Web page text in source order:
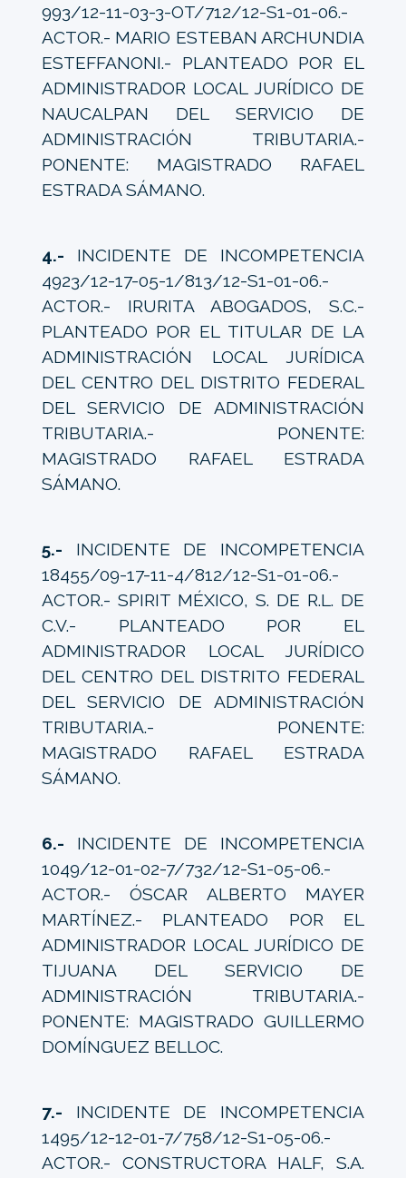
993/12-11-03-3-OT/712/12-S1-01-06.-
ACTOR.- MARIO ESTEBAN ARCHUNDIA
ESTEFFANONI.- PLANTEADO POR EL
ADMINISTRADOR LOCAL JURÍDICO DE
NAUCALPAN DEL SERVICIO DE
ADMINISTRACIÓN TRIBUTARIA.-
PONENTE: MAGISTRADO RAFAEL
ESTRADA SÁMANO.
4.- INCIDENTE DE INCOMPETENCIA
4923/12-17-05-1/813/12-S1-01-06.-
ACTOR.- IRURITA ABOGADOS, S.C.-
PLANTEADO POR EL TITULAR DE LA
ADMINISTRACIÓN LOCAL JURÍDICA
DEL CENTRO DEL DISTRITO FEDERAL
DEL SERVICIO DE ADMINISTRACIÓN
TRIBUTARIA.- PONENTE:
MAGISTRADO RAFAEL ESTRADA
SÁMANO.
5.- INCIDENTE DE INCOMPETENCIA
18455/09-17-11-4/812/12-S1-01-06.-
ACTOR.- SPIRIT MÉXICO, S. DE R.L. DE
C.V.- PLANTEADO POR EL
ADMINISTRADOR LOCAL JURÍDICO
DEL CENTRO DEL DISTRITO FEDERAL
DEL SERVICIO DE ADMINISTRACIÓN
TRIBUTARIA.- PONENTE:
MAGISTRADO RAFAEL ESTRADA
SÁMANO.
6.- INCIDENTE DE INCOMPETENCIA
1049/12-01-02-7/732/12-S1-05-06.-
ACTOR.- ÓSCAR ALBERTO MAYER
MARTÍNEZ.- PLANTEADO POR EL
ADMINISTRADOR LOCAL JURÍDICO DE
TIJUANA DEL SERVICIO DE
ADMINISTRACIÓN TRIBUTARIA.-
PONENTE: MAGISTRADO GUILLERMO
DOMÍNGUEZ BELLOC.
7.- INCIDENTE DE INCOMPETENCIA
1495/12-12-01-7/758/12-S1-05-06.-
ACTOR.- CONSTRUCTORA HALF, S.A.